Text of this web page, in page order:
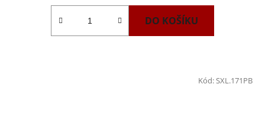
DO KOŠÍKU
Kód: SXL.171PB